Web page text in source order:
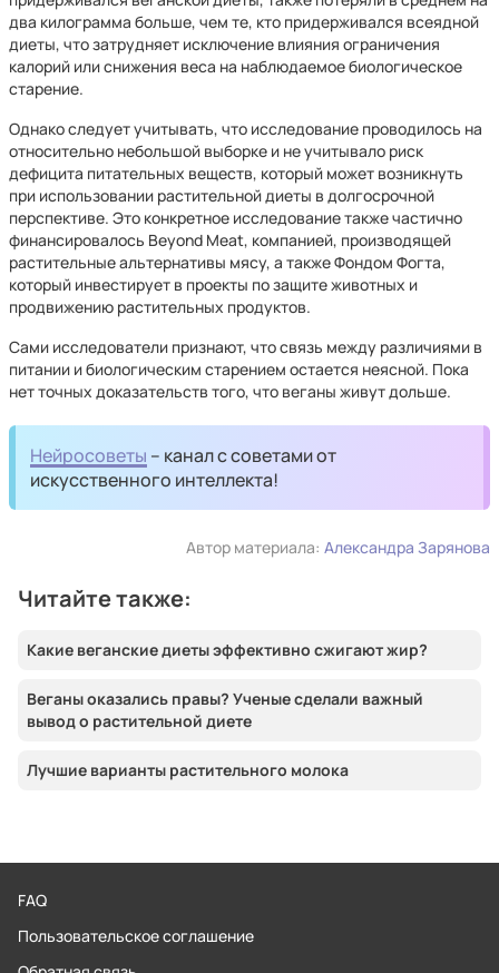
два килограмма больше, чем те, кто придерживался всеядной
диеты, что затрудняет исключение влияния ограничения
калорий или снижения веса на наблюдаемое биологическое
старение.
Однако следует учитывать, что исследование проводилось на
относительно небольшой выборке и не учитывало риск
дефицита питательных веществ, который может возникнуть
при использовании растительной диеты в долгосрочной
перспективе. Это конкретное исследование также частично
финансировалось Beyond Meat, компанией, производящей
растительные альтернативы мясу, а также Фондом Фогта,
который инвестирует в проекты по защите животных и
продвижению растительных продуктов.
Сами исследователи признают, что связь между различиями в
питании и биологическим старением остается неясной. Пока
нет точных доказательств того, что веганы живут дольше.
Нейросоветы – канал с советами от
искусственного интеллекта!
Автор материала: Александра Зарянова
Читайте также:
Какие веганские диеты эффективно сжигают жир?
Веганы оказались правы? Ученые сделали важный
вывод о растительной диете
Лучшие варианты растительного молока
FAQ
Пользовательское соглашение